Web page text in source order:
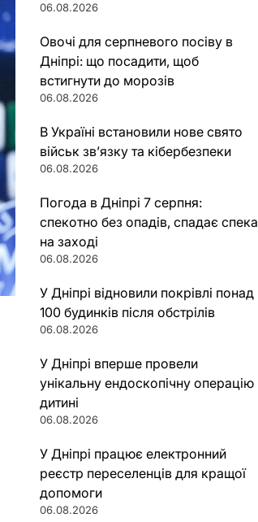
06.08.2026
Овочі для серпневого посіву в
Дніпрі: що посадити, щоб
встигнути до морозів
06.08.2026
В Україні встановили нове свято
військ зв’язку та кібербезпеки
06.08.2026
Погода в Дніпрі 7 серпня:
спекотно без опадів, спадає спека
на заході
06.08.2026
У Дніпрі відновили покрівлі понад
100 будинків після обстрілів
06.08.2026
У Дніпрі вперше провели
унікальну ендоскопічну операцію
дитині
06.08.2026
У Дніпрі працює електронний
реєстр переселенців для кращої
допомоги
06.08.2026